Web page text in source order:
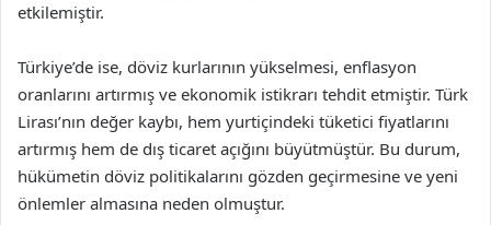
etkilemiştir.
Türkiye’de ise, döviz kurlarının yükselmesi, enflasyon
oranlarını artırmış ve ekonomik istikrarı tehdit etmiştir. Türk
Lirası’nın değer kaybı, hem yurtiçindeki tüketici fiyatlarını
artırmış hem de dış ticaret açığını büyütmüştür. Bu durum,
hükümetin döviz politikalarını gözden geçirmesine ve yeni
önlemler almasına neden olmuştur.